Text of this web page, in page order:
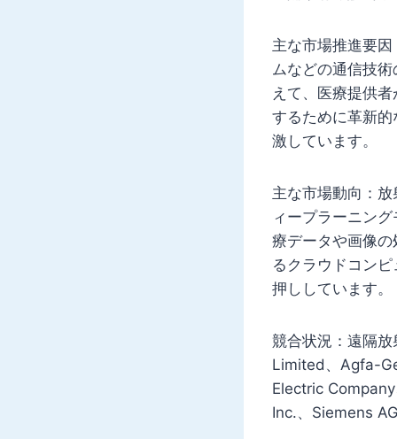
主な市場推進要
ムなどの通信技
えて、医療提供
するために革新
激しています。
主な市場動向：
ィープラーニン
療データや画像
るクラウドコン
押ししています。
競合状況：遠隔
Limited、Agfa-
Electric
Inc.、Siemens